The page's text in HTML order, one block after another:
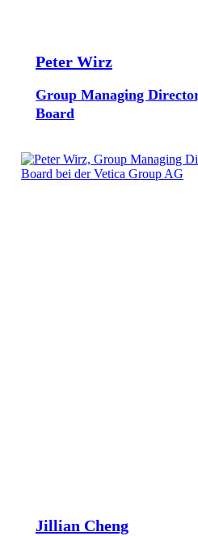
Peter Wirz
Group Managing
Board
Jillian Cheng